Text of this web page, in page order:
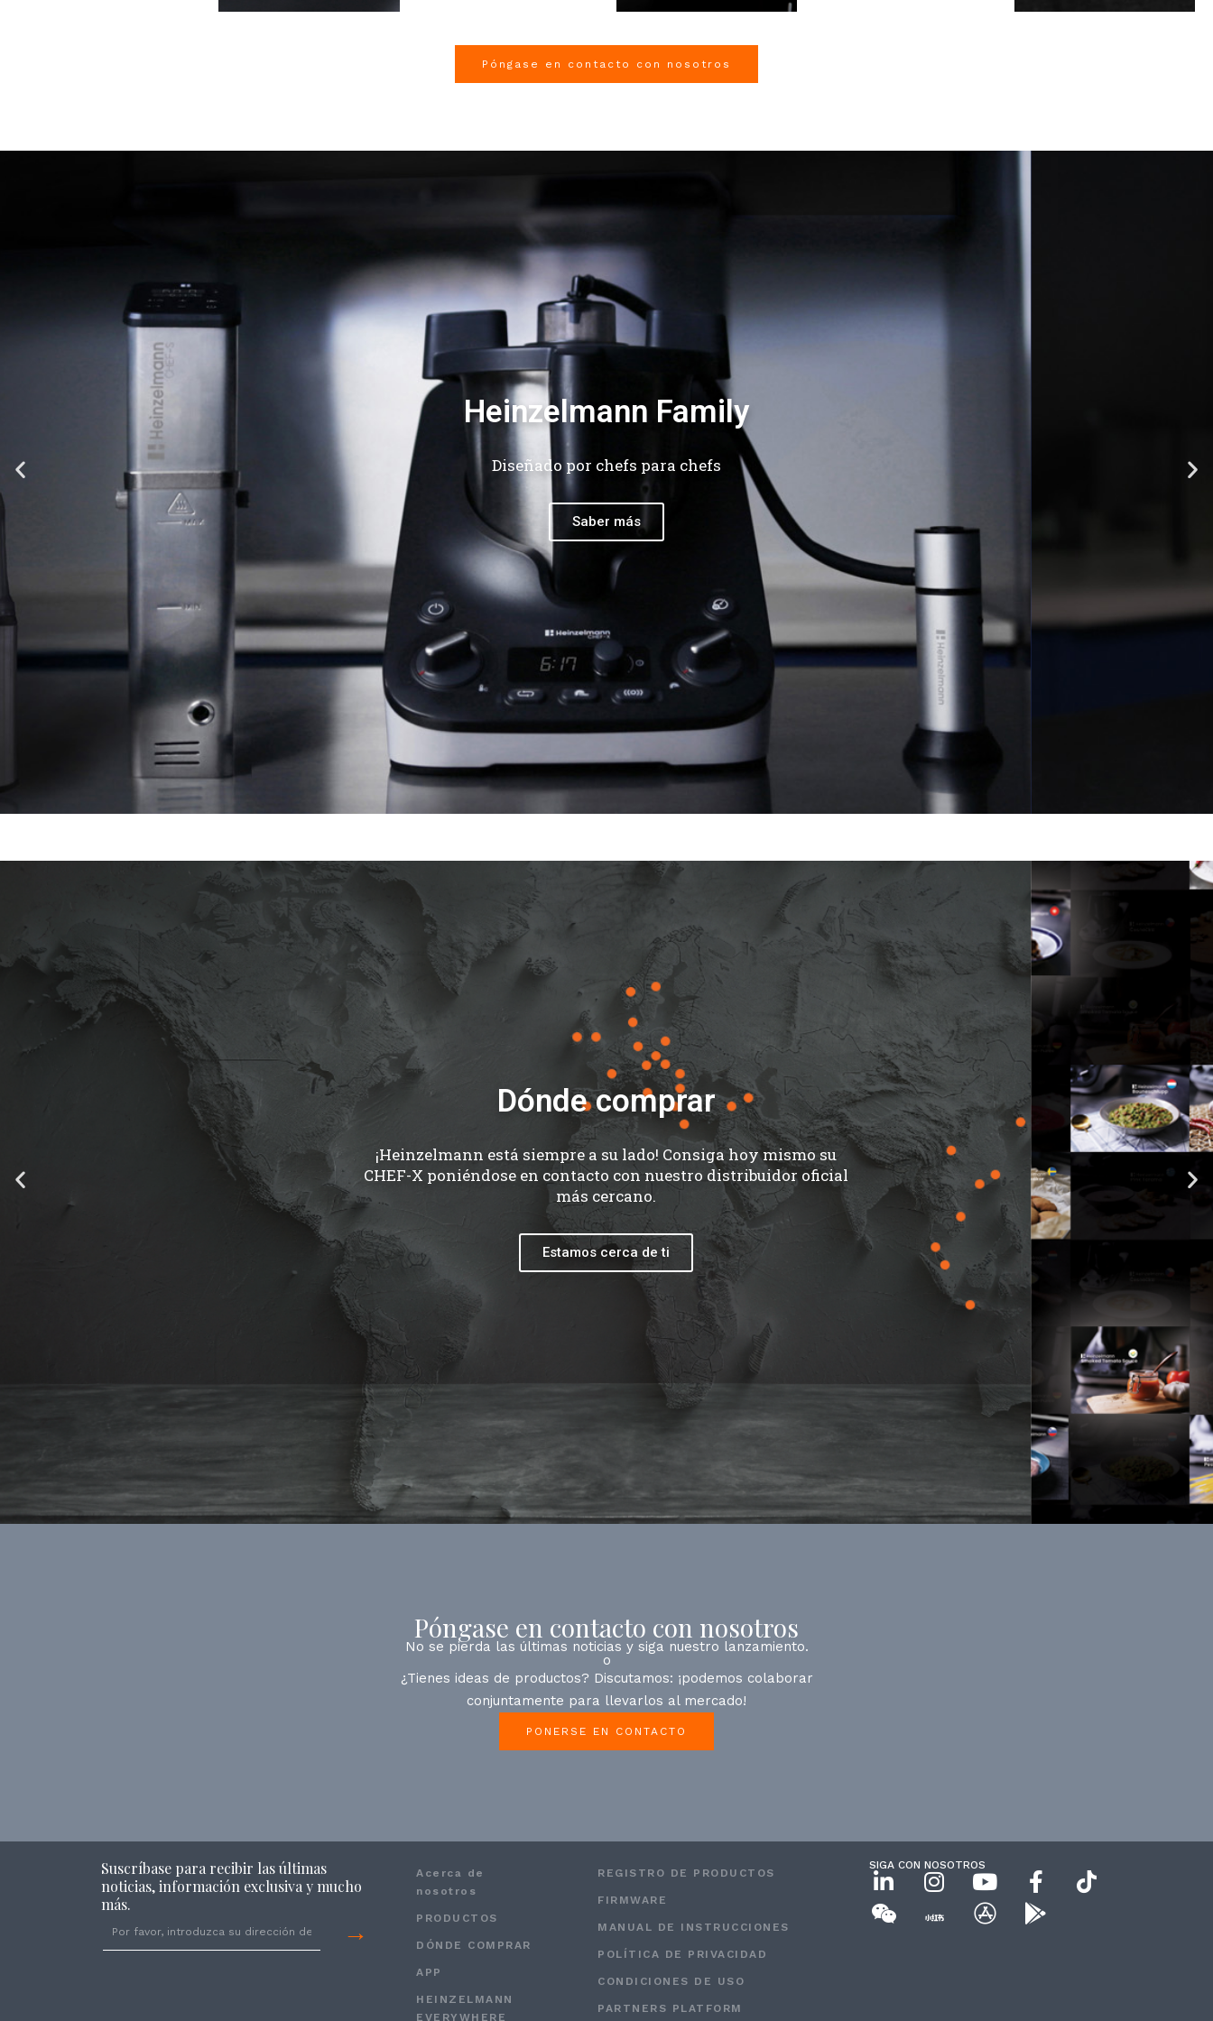
Póngase en contacto con nosotros
Heinzelmann Family
Diseñado por chefs para chefs
Saber más
Dónde comprar
¡Heinzelmann está siempre a su lado! Consiga hoy mismo su
CHEF-X poniéndose en contacto con nuestro distribuidor oficial
más cercano.
Estamos cerca de ti
Póngase en contacto con nosotros
No se pierda las últimas noticias y siga nuestro lanzamiento.
o
¿Tienes ideas de productos? Discutamos: ¡podemos colaborar
conjuntamente para llevarlos al mercado!
PONERSE EN CONTACTO
Suscríbase para recibir las últimas
noticias, información exclusiva y mucho
más.
→
Acerca de
nosotros
PRODUCTOS
DÓNDE COMPRAR
APP
HEINZELMANN
EVERYWHERE
REGISTRO DE PRODUCTOS
FIRMWARE
MANUAL DE INSTRUCCIONES
POLÍTICA DE PRIVACIDAD
CONDICIONES DE USO
PARTNERS PLATFORM
SIGA CON NOSOTROS